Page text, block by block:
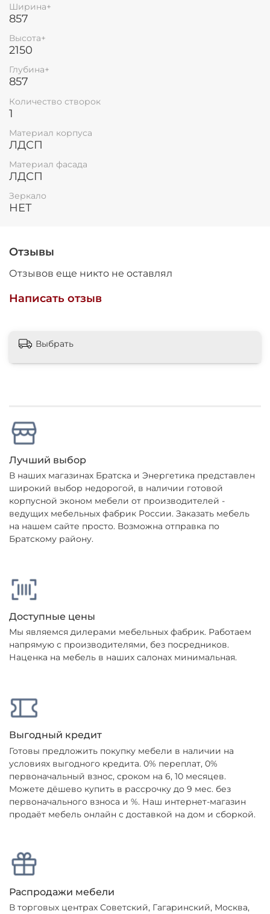
Ширина+
857
Высота+
2150
Глубина+
857
Количество створок
1
Материал корпуса
ЛДСП
Материал фасада
ЛДСП
Зеркало
НЕТ
Отзывы
Отзывов еще никто не оставлял
Написать отзыв
Выбрать
Лучший выбор
В наших магазинах Братска и Энергетика представлен
широкий выбор недорогой, в наличии готовой
корпусной эконом мебели от производителей -
ведущих мебельных фабрик России. Заказать мебель
на нашем сайте просто. Возможна отправка по
Братскому району.
Доступные цены
Мы являемся дилерами мебельных фабрик. Работаем
напрямую с производителями, без посредников.
Наценка на мебель в наших салонах минимальная.
Выгодный кредит
Готовы предложить покупку мебели в наличии на
условиях выгодного кредита. 0% переплат, 0%
первоначальный взнос, сроком на 6, 10 месяцев.
Можете дёшево купить в рассрочку до 9 мес. без
первоначального взноса и %. Наш интернет-магазин
продаёт мебель онлайн с доставкой на дом и сборкой.
Распродажи мебели
В торговых центрах Советский, Гагаринский, Москва,